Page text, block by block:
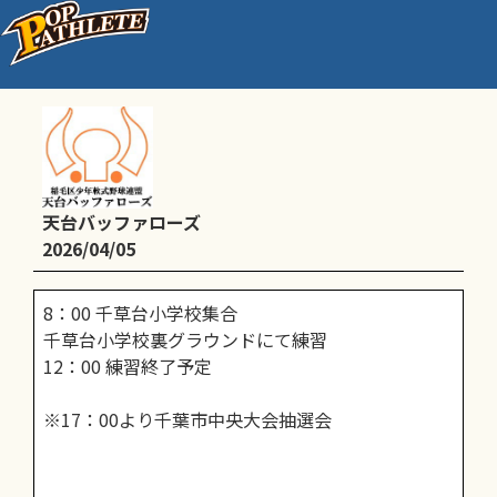
通常練習
天台バッファローズ
2026/04/05
8：00 千草台小学校集合
千草台小学校裏グラウンドにて練習
12：00 練習終了予定
※17：00より千葉市中央大会抽選会